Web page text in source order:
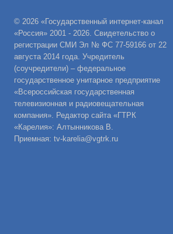
© 2026 «Государственный интернет-канал
«Россия» 2001 - 2026. Свидетельство о
регистрации СМИ Эл № ФС 77-59166 от 22
августа 2014 года. Учредитель
(соучредители) – федеральное
государственное унитарное предприятие
«Всероссийская государственная
телевизионная и радиовещательная
компания». Редактор сайта «ГТРК
«Карелия»: Алтынникова В.
Приемная: tv-karelia@vgtrk.ru